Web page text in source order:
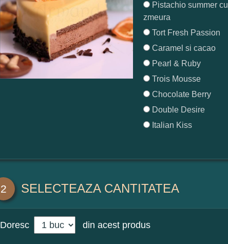
Pistachio summer cu
zmeura
Tort Fresh Passion
Caramel si cacao
Pearl & Ruby
Trois Mousse
Chocolate Berry
Double Desire
Italian Kiss
2 SELECTEAZA CANTITATEA
Doresc din acest produs